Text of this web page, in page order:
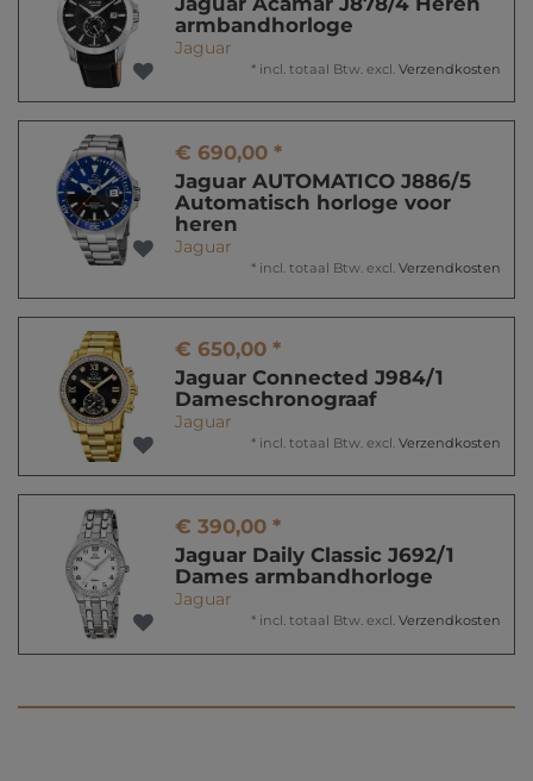
armbandhorloge
Jaguar
* incl. totaal Btw. excl. Verzendkosten
€ 690,00 *
Jaguar AUTOMATICO J886/5
Automatisch horloge voor
heren
Jaguar
* incl. totaal Btw. excl. Verzendkosten
€ 650,00 *
Jaguar Connected J984/1
Dameschronograaf
Jaguar
* incl. totaal Btw. excl. Verzendkosten
€ 390,00 *
Jaguar Daily Classic J692/1
Dames armbandhorloge
Jaguar
* incl. totaal Btw. excl. Verzendkosten